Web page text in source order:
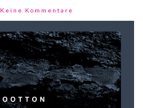
Keine Kommentare